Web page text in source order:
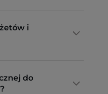
i
do